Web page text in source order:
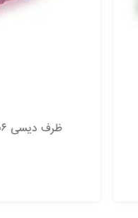
ظرف دیسی ۲۰۶ -بسته ۳۰۰ عددی|جاذب روکشدار قرمز